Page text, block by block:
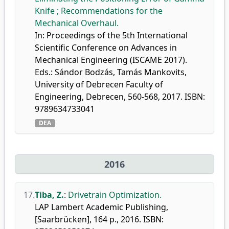
Knife ; Recommendations for the
Mechanical Overhaul.
In: Proceedings of the 5th International
Scientific Conference on Advances in
Mechanical Engineering (ISCAME 2017).
Eds.: Sándor Bodzás, Tamás Mankovits,
University of Debrecen Faculty of
Engineering, Debrecen, 560-568, 2017. ISBN:
9789634733041
DEA
2016
17.Tiba, Z.: Drivetrain Optimization.
LAP Lambert Academic Publishing,
[Saarbrücken], 164 p., 2016. ISBN: